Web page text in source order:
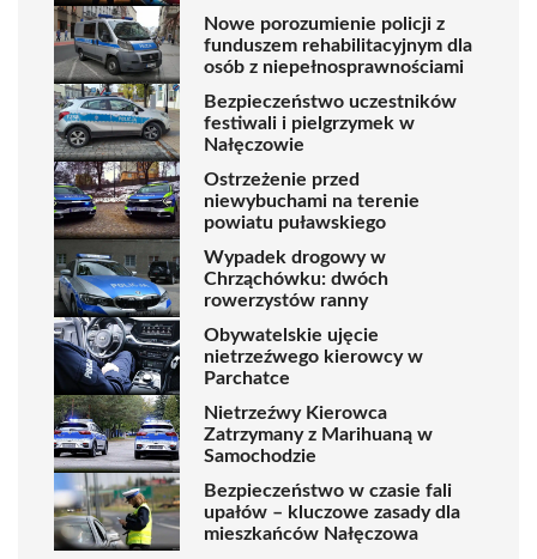
Nowe porozumienie policji z
funduszem rehabilitacyjnym dla
osób z niepełnosprawnościami
Bezpieczeństwo uczestników
festiwali i pielgrzymek w
Nałęczowie
Ostrzeżenie przed
niewybuchami na terenie
powiatu puławskiego
Wypadek drogowy w
Chrząchówku: dwóch
rowerzystów ranny
Obywatelskie ujęcie
nietrzeźwego kierowcy w
Parchatce
Nietrzeźwy Kierowca
Zatrzymany z Marihuaną w
Samochodzie
Bezpieczeństwo w czasie fali
upałów – kluczowe zasady dla
mieszkańców Nałęczowa